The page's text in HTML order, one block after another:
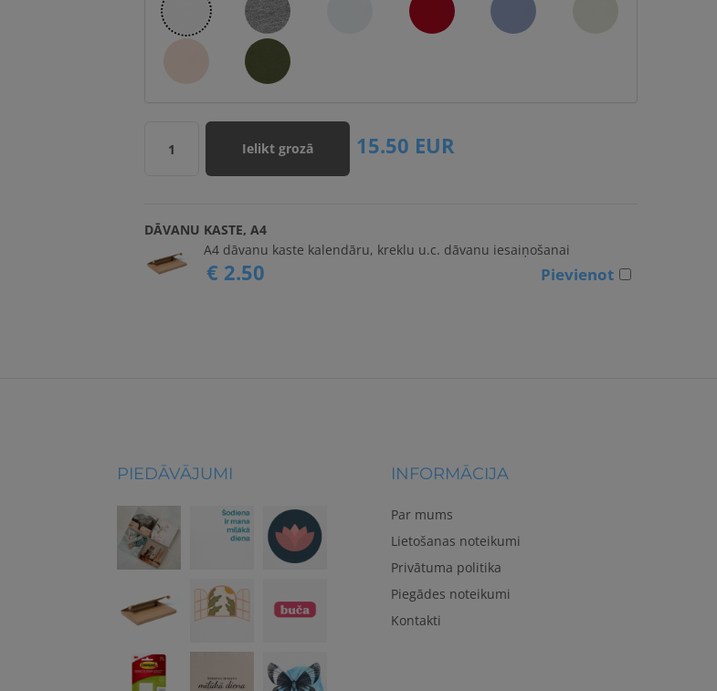
1 Ielikt grozā 15.50 EUR
DĀVANU KASTE, A4
A4 dāvanu kaste kalendāru, kreklu u.c. dāvanu iesaiņošanai
Pievienot
€ 2.50
PIEDĀVĀJUMI INFORMĀCIJA
Par mums
Lietošanas noteikumi
Privātuma politika
Piegādes noteikumi
Kontakti